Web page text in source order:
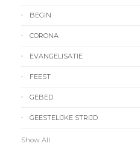
BEGIN
CORONA
EVANGELISATIE
FEEST
GEBED
GEESTELIJKE STRIJD
Show All